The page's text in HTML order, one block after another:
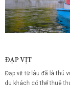
ĐẠP VỊT
Đạp vịt từ lâu đã là thú
du khách có thể thuê